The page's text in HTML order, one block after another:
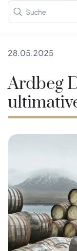
28.05.2025
Ardbeg